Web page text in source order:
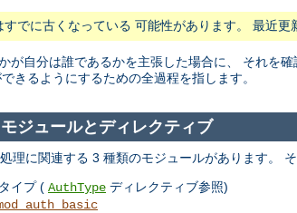
すでに古くなっている 可能性があります。 最近更
かが自分は誰であるかを主張した場合に、 それを
きるようにするための全過程を指します。
ジュールとディレクティブ
理に関連する 3 種類のモジュールがあります。
イプ ( AuthType ディレクティブ参照)